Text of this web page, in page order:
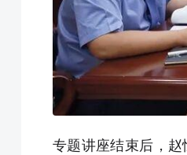
专题讲座结束后，